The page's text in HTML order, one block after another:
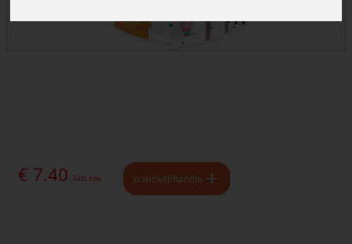
€ 7.40 Excl. btw In winkelmandje